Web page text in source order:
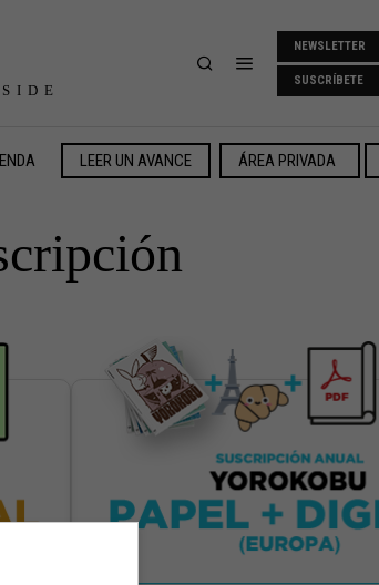
NEWSLETTER
SUSCRÍBETE
LEER UN AVANCE ÁREA PRIVADA